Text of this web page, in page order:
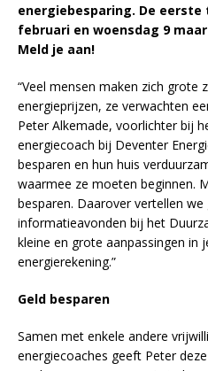
energiebesparing. De eerste
februari en woensdag 9
Meld je aan!
“Veel mensen maken zich grote
energieprijzen, ze verwachten
Peter Alkemade, voorlichter bij
energiecoach bij Deventer
besparen en hun huis
waarmee ze moeten beginnen.
besparen. Daarover vertellen
informatieavonden bij het
kleine en grote aanpassingen in
energierekening.”
Geld besparen
Samen met enkele andere
energiecoaches geeft Peter